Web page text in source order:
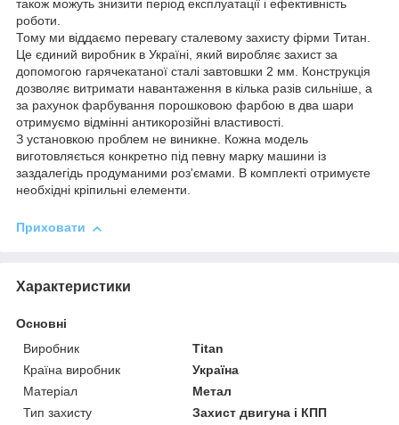
також можуть знизити період експлуатації і ефективність
роботи.
Тому ми віддаємо перевагу сталевому захисту фірми Титан.
Це єдиний виробник в Україні, який виробляє захист за
допомогою гарячекатаної сталі завтовшки 2 мм. Конструкція
дозволяє витримати навантаження в кілька разів сильніше, а
за рахунок фарбування порошковою фарбою в два шари
отримуємо відмінні антикорозійні властивості.
З установкою проблем не виникне. Кожна модель
виготовляється конкретно під певну марку машини із
заздалегідь продуманими роз'ємами. В комплекті отримуєте
необхідні кріпильні елементи.
Приховати
Характеристики
Основні
Виробник
Titan
Країна виробник
Україна
Матеріал
Метал
Тип захисту
Захист двигуна і КПП